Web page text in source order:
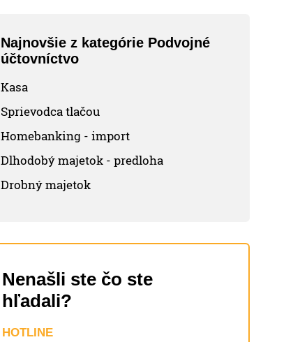
Najnovšie z kategórie Podvojné
účtovníctvo
Kasa
Sprievodca tlačou
Homebanking - import
Dlhodobý majetok - predloha
Drobný majetok
Nenašli ste čo ste
hľadali?
HOTLINE